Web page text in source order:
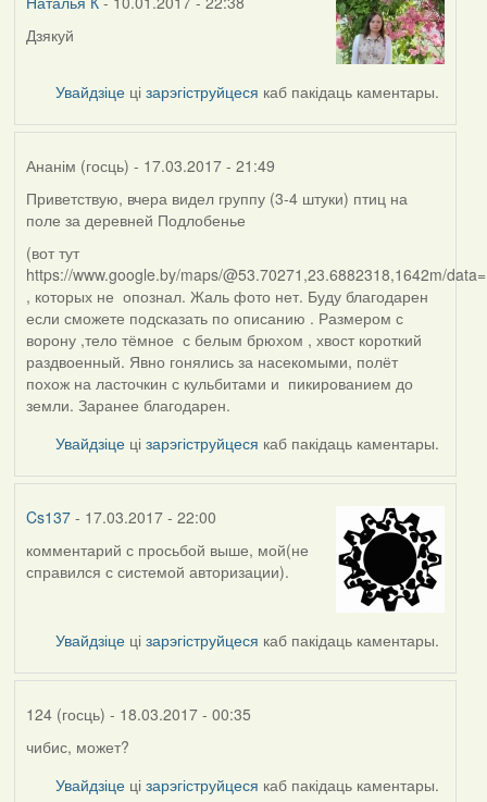
Дзякуй
Увайдзіце цізарэгіструйцеся каб пакідаць каментары.
Ананім (госць) - 17.03.2017 - 21:49
Приветствую, вчера видел группу (3-4 штуки) птиц на
поле за деревней Подлобенье
(вот тут
https://www.google.by/maps/@53.70271,23.6882318,1642m/
, которых не опознал. Жаль фото нет. Буду благодарен
если сможете подсказать по описанию . Размером с
ворону ,тело тёмное с белым брюхом , хвост короткий
раздвоенный. Явно гонялись за насекомыми, полёт
похож на ласточкин с кульбитами и пикированием до
земли. Заранее благодарен.
Увайдзіце цізарэгіструйцеся каб пакідаць каментары.
Cs137- 17.03.2017 - 22:00
комментарий с просьбой выше, мой(не
справился с системой авторизации).
Увайдзіце цізарэгіструйцеся каб пакідаць каментары.
124 (госць) - 18.03.2017 - 00:35
In
reply
чибис, может?
Увайдзіце цізарэгіструйцеся каб пакідаць каментары.